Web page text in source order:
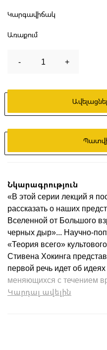
Կարգավիճակ
Առաքում
- 1 +
Նկարագրություն
«В этой серии лекций я
рассказать о наших
Вселенной от Большого
черных дыр»... Научно-
«Теория всего»
Стивена Хокинга
первой речь идет об
меняющихся с течением
Կարդալ ավելին